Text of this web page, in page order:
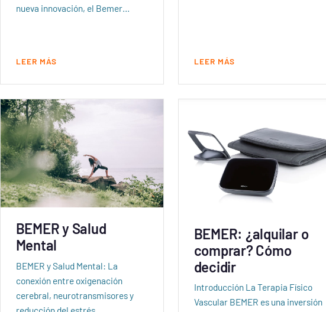
nueva innovación, el Bemer…
LEER MÁS LEER MÁS
BEMER y Salud
Mental
BEMER y Salud Mental: La
conexión entre oxigenación
cerebral, neurotransmisores y
reducción del estrés
BEMER: ¿alquilar o
comprar? Cómo
decidir
Introducción La Terapia Físico
Vascular BEMER es una inversión